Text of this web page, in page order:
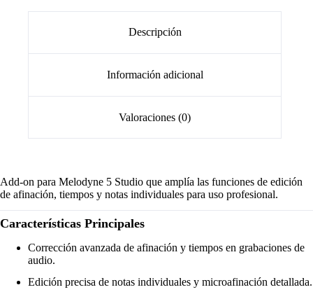
Descripción
Información adicional
Valoraciones (0)
Add-on para Melodyne 5 Studio que amplía las funciones de edición
de afinación, tiempos y notas individuales para uso profesional.
Características Principales
Corrección avanzada de afinación y tiempos en grabaciones de
audio.
Edición precisa de notas individuales y microafinación detallada.